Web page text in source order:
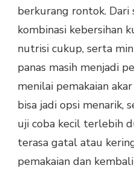
berkurang rontok.
kombinasi kebersihan
nutrisi cukup, serta
panas masih menjadi
menilai pemakaian
bisa jadi opsi menarik,
uji coba kecil terlebih
terasa gatal atau
pemakaian dan